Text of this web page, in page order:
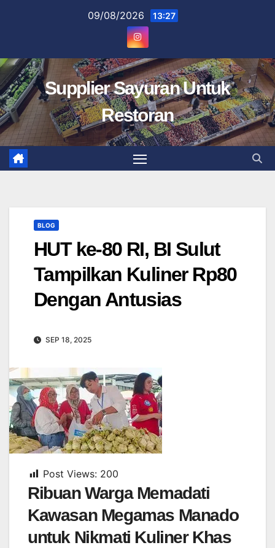
09/08/2026 13:27
Supplier Sayuran Untuk
Restoran
BLOG
HUT ke-80 RI, BI Sulut
Tampilkan Kuliner Rp80
Dengan Antusias
SEP 18, 2025
Post Views: 200
Ribuan Warga Memadati
Kawasan Megamas Manado
untuk Nikmati Kuliner Khas